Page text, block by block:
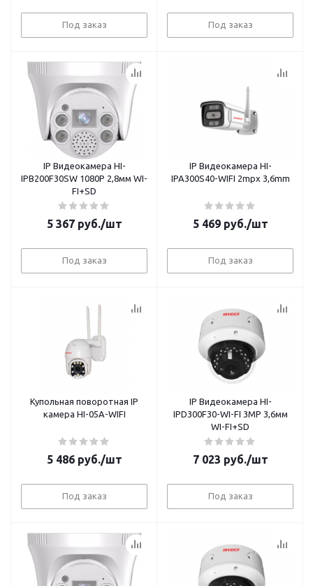
Под заказ Под заказ
IP Видеокамера HI-
IPB200F30SW 1080P 2,8мм WI-
FI+SD
5 367руб./шт
Под заказ
IP Видеокамера HI-
IPA300S40-WIFI 2mpx 3,6mm
5 469руб./шт
Под заказ
Купольная поворотная IP
камера HI-05A-WIFI
5 486руб./шт
Под заказ
IP Видеокамера HI-
IPD300F30-WI-FI 3MP 3,6мм
WI-FI+SD
7 023 руб./шт
Под заказ